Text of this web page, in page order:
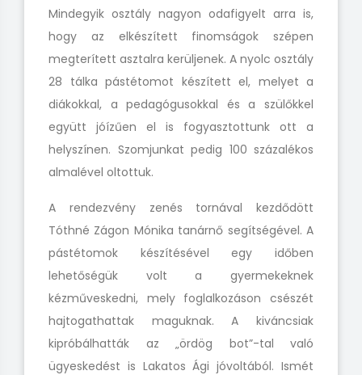
Mindegyik osztály nagyon odafigyelt arra is,
hogy az elkészített finomságok szépen
megterített asztalra kerüljenek. A nyolc osztály
28 tálka pástétomot készített el, melyet a
diákokkal, a pedagógusokkal és a szülőkkel
együtt jóízűen el is fogyasztottunk ott a
helyszínen. Szomjunkat pedig 100 százalékos
almalével oltottuk.
A rendezvény zenés tornával kezdődött
Tóthné Zágon Mónika tanárnő segítségével. A
pástétomok készítésével egy időben
lehetőségük volt a gyermekeknek
kézműveskedni, mely foglalkozáson csészét
hajtogathattak maguknak. A kiváncsiak
kipróbálhatták az „ördög bot”-tal való
ügyeskedést is Lakatos Ági jóvoltából. Ismét